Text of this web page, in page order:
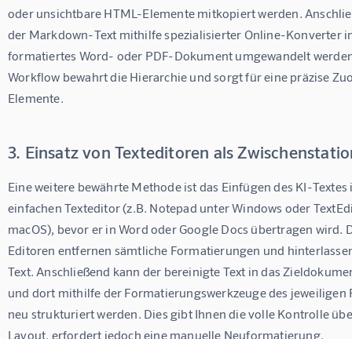
oder unsichtbare HTML-Elemente mitkopiert werden.
der Markdown-Text mithilfe spezialisierter Online-Konverter
formatiertes Word- oder PDF-Dokument umgewandelt
Workflow bewahrt die Hierarchie und sorgt für eine präzise
Elemente.
3. Einsatz von Texteditoren als
Eine weitere bewährte Methode ist das Einfügen des KI-
einfachen Texteditor (z.B. Notepad unter Windows oder
macOS), bevor er in Word oder Google Docs übertragen wird.
Editoren entfernen sämtliche Formatierungen und
Text. Anschließend kann der bereinigte Text in das
und dort mithilfe der Formatierungswerkzeuge des
neu strukturiert werden. Dies gibt Ihnen die volle Kontrolle
Layout, erfordert jedoch eine manuelle Neuformatierung.